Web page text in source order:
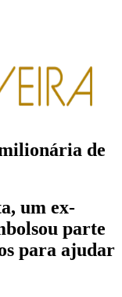
de
um ex-
parte
para ajudar